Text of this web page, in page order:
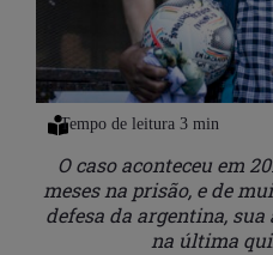
O caso aconteceu em
meses na prisão, e de
defesa da argentina,
na última